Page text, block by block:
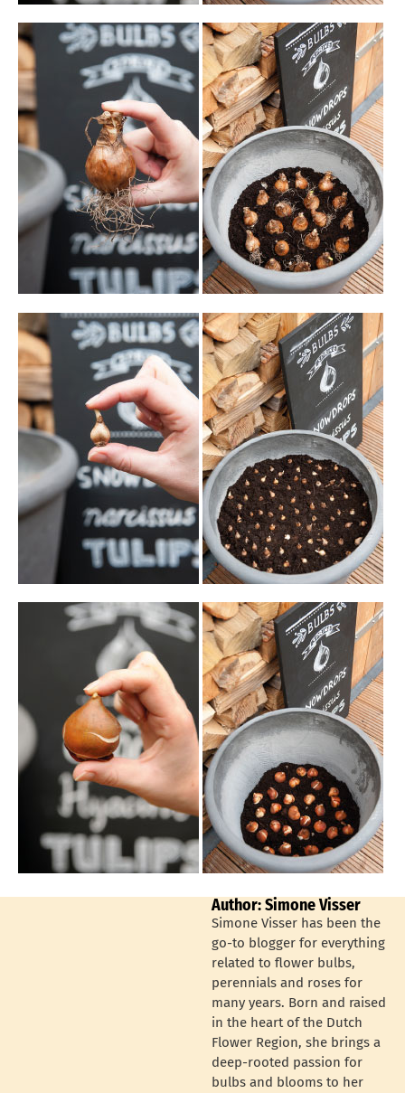
Author: Simone Visser
Simone Visser has been the
go-to blogger for everything
related to flower bulbs,
perennials and roses for
many years. Born and raised
in the heart of the Dutch
Flower Region, she brings a
deep-rooted passion for
bulbs and blooms to her